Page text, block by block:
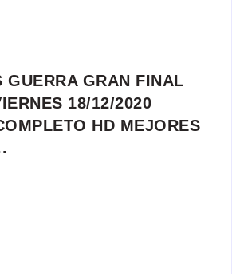
GUERRA GRAN FINAL
18/12/2020
HD MEJORES